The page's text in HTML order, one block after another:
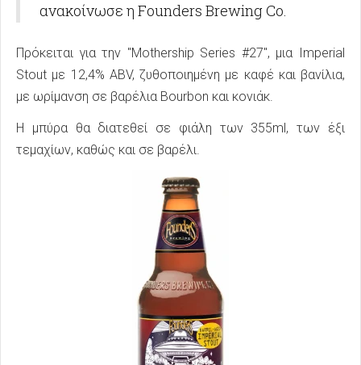
ανακοίνωσε η Founders Brewing Co.
Πρόκειται για την "Mothership Series #27", μια Imperial
Stout με 12,4% ABV, ζυθοποιημένη με καφέ και βανίλια,
με ωρίμανση σε βαρέλια Bourbon και κονιάκ.
Η μπύρα θα διατεθεί σε φιάλη των 355ml, των έξι
τεμαχίων, καθώς και σε βαρέλι.